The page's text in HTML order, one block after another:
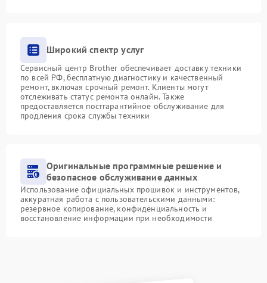
Широкий спектр услуг
Сервисный центр Brother обеспечивает доставку техники
по всей РФ, бесплатную диагностику и качественный
ремонт, включая срочный ремонт. Клиенты могут
отслеживать статус ремонта онлайн. Также
предоставляется постгарантийное обслуживание для
продления срока службы техники
Оригинальные программные решение и
безопасное обслуживание данных
Использование официальных прошивок и инструментов,
аккуратная работа с пользовательскими данными:
резервное копирование, конфиденциальность и
восстановление информации при необходимости